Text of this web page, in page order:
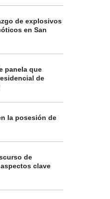
de explosivos
en San
panela que
de
la posesión de
de
clave